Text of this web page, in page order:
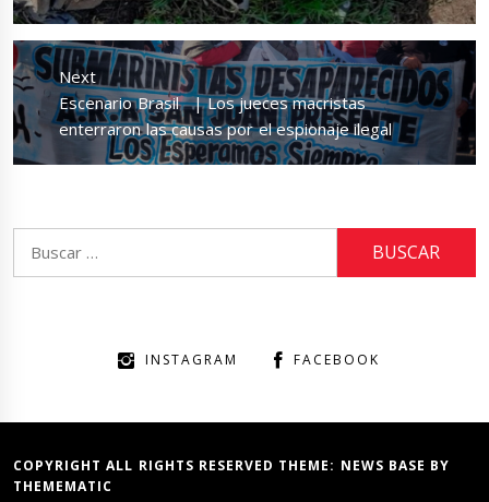
Next
Next
post:
Escenario Brasil | Los jueces macristas
enterraron las causas por el espionaje ilegal
INSTAGRAM FACEBOOK
COPYRIGHT ALL RIGHTS RESERVED THEME: NEWS BASE BY
THEMEMATIC